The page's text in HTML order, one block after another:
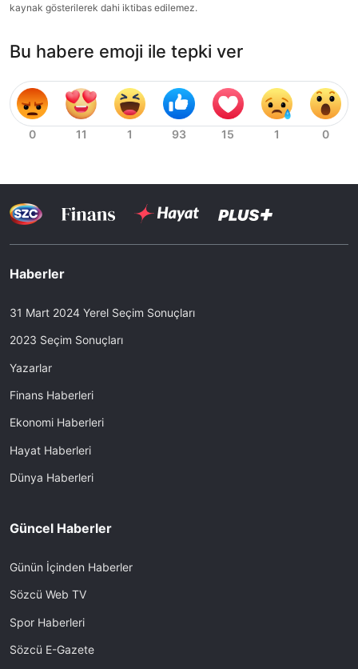
kaynak gösterilerek dahi iktibas edilemez.
Bu habere emoji ile tepki ver
Haberler
31 Mart 2024 Yerel Seçim Sonuçları
2023 Seçim Sonuçları
Yazarlar
Finans Haberleri
Ekonomi Haberleri
Hayat Haberleri
Dünya Haberleri
Güncel Haberler
Günün İçinden Haberler
Sözcü Web TV
Spor Haberleri
Sözcü E-Gazete